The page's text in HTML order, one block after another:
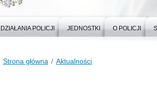
DZIAŁANIA POLICJI JEDNOSTKI O POLICJI
Strona główna Aktualności